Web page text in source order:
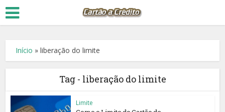
Início »liberação do limite
Tag - liberação do limite
Limite